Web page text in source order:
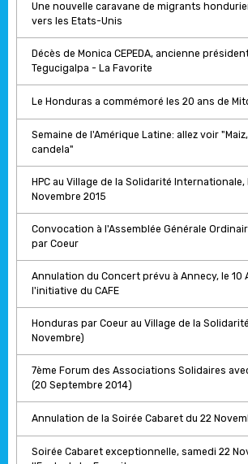
Une nouvelle caravane de migrants
vers les Etats-Unis
Décès de Monica CEPEDA, ancienne
Tegucigalpa - La Favorite
Le Honduras a commémoré les 20 ans de
Semaine de l'Amérique Latine: allez voir
candela"
HPC au Village de la Solidarité Internationale,
Novembre 2015
Convocation à l'Assemblée Générale
par Coeur
Annulation du Concert prévu à Annecy, le 10
l'initiative du CAFE
Honduras par Coeur au Village de la
Novembre)
7ème Forum des Associations Solidaires
(20 Septembre 2014)
Annulation de la Soirée Cabaret du 22
Soirée Cabaret exceptionnelle, samedi 22